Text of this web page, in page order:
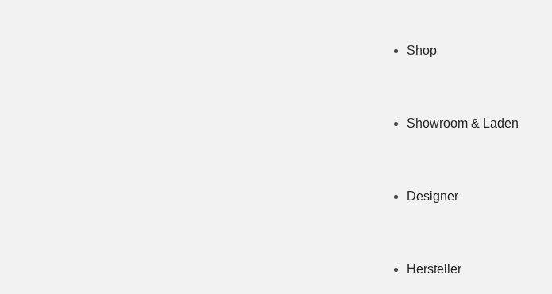
Shop
Showroom & Laden
Designer
Hersteller